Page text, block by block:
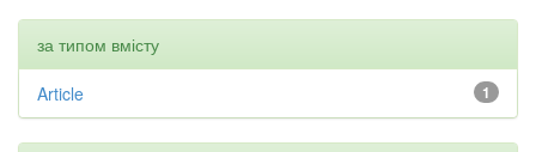
за типом вмісту
1
Article